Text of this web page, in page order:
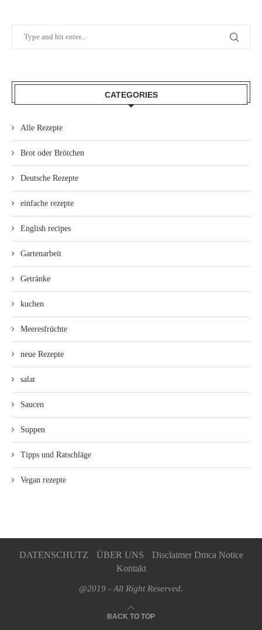
CATEGORIES
Alle Rezepte
Brot oder Brötchen
Deutsche Rezepte
einfache rezepte
English recipes
Gartenarbeit
Getränke
kuchen
Meeresfrüchte
neue Rezepte
salat
Saucen
Suppen
Tipps und Ratschläge
Vegan rezepte
DATENSCHUTZ ÜBER UNS
Disclaimer Dmca Notice
Kontakt
@2019 - All Right Reserved.
BACK TO TOP